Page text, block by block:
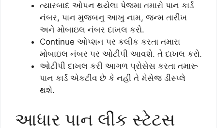
ત્યારબાદ ઓપન થયેલા પેજમા તમારો પાન કાર્ડ
નંબર, પાન મુજબનુ આખુ નામ, જન્મ તારીખ
અને મોબાઇલ નંબર દાખલ કરો.
Continue ઓપ્શન પર કલીક કરતા તમારા
મોબાઇલ નંબર પર ઓટીપી આવશે. તે દાખલ કરો.
ઓટીપી દાખલ કરી આગળ પ્રોસેસ કરતા તમારૂ
પાન કાર્ડ એકટીવ છે કે નહી તે મેસેજ ડીસ્પ્લે
થશે.
આધાર પાન લીંક સ્ટેટસ